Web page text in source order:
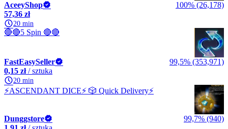
AceeyShop
100% (26,178)
57,36 zł
20 min
🔴🔴5 Spin 🔴🔴
FastEasySeller
99,5% (353,971)
0,15 zł/ sztuka
20 min
⚡ASCENDANT DICE⚡ 🎲 Quick Delivery⚡
Dunggstore
99,7% (940)